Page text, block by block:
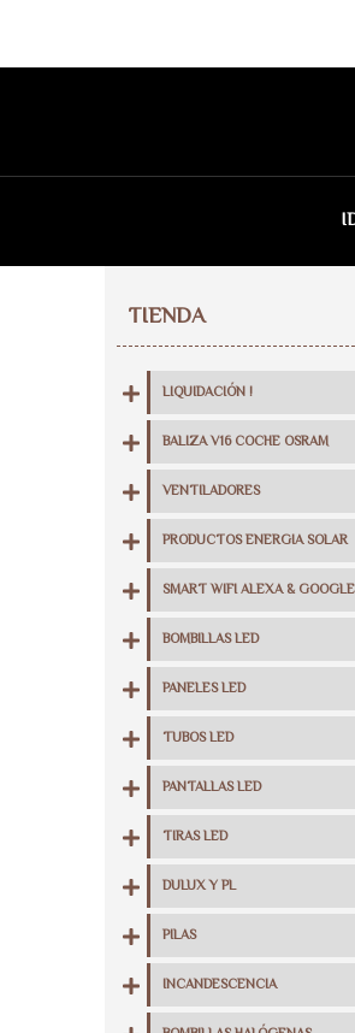
Web exclusiva para
Portes gratis
TIENDA
LIQUIDACIÓN !
BALIZA V16 COCHE OSRAM
VENTILADORES
PRODUCTOS ENERGIA SOLAR
SMART WIFI ALEXA & GOOGLE
BOMBILLAS LED
PANELES LED
TUBOS LED
PANTALLAS LED
TIRAS LED
DULUX Y PL
PILAS
INCANDESCENCIA